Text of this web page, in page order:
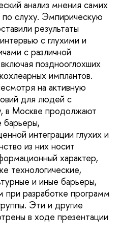
анализ мнения самих
слуху. Эмпирическую
результаты
с глухими и
с различной
позднооглохших
имплантов.
на активную
для людей с
в Москве продолжают
барьеры,
интеграции глухих и
из них носит
характер,
технологические,
и иные барьеры,
при разработке программ
Эти и другие
в ходе презентации